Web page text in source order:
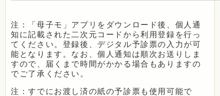
注：「母子モ」アプリをダウンロード後、個人通
知に記載された二次元コードから利用登録を行っ
てください。登録後、デジタル予診票の入力が可
能となります。なお、個人通知は順次お送りしま
すので、届くまで時間がかかる場合もありますの
でご了承ください。
注：すでにお渡し済の紙の予診票も使用可能で